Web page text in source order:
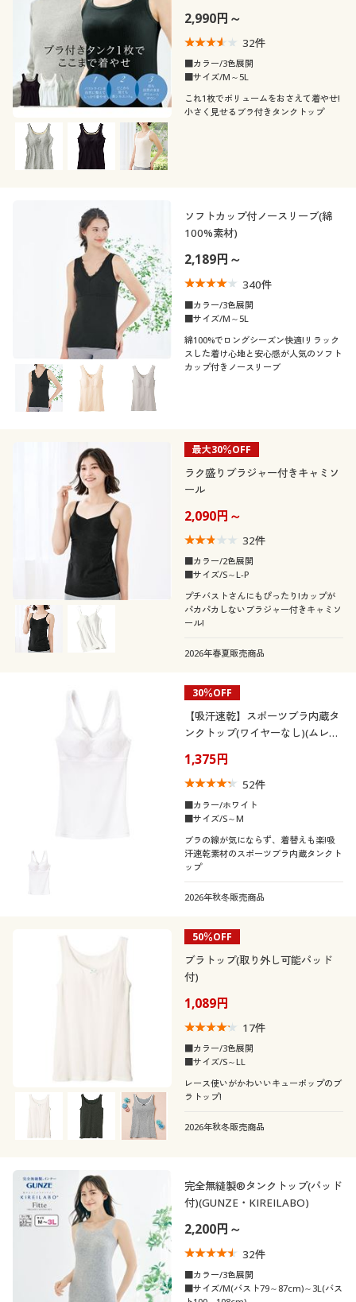
2,990円～
32件
■カラー/3色展開
■サイズ/M～5L
これ1枚でボリュームをおさえて着やせ!
小さく見せるブラ付きタンクトップ
ソフトカップ付ノースリーブ(綿
100%素材)
2,189円～
340件
■カラー/3色展開
■サイズ/M～5L
綿100%でロングシーズン快適!リラック
スした着け心地と安心感が人気のソフト
カップ付きノースリーブ
最大30％OFF
ラク盛りブラジャー付きキャミソ
ール
2,090円～
32件
■カラー/2色展開
■サイズ/S～L-P
プチバストさんにもぴったり!カップが
パカパカしないブラジャー付きキャミソ
ール!
2026年春夏販売商品
30％OFF
【吸汗速乾】スポーツブラ内蔵タ
ンクトップ(ワイヤーなし)(ムレに
1,375円
52件
■カラー/ホワイト
■サイズ/S～M
ブラの線が気にならず、着替えも楽!吸
汗速乾素材のスポーツブラ内蔵タンクト
ップ
2026年秋冬販売商品
50％OFF
ブラトップ(取り外し可能パッド
付)
1,089円
17件
■カラー/3色展開
■サイズ/S～LL
レース使いがかわいいキューポップのブ
ラトップ!
2026年秋冬販売商品
完全無縫製®タンクトップ(パッド
付)(GUNZE・KIREILABO)
2,200円～
32件
■カラー/3色展開
■サイズ/M(バスト79～87cm)～3L(バス